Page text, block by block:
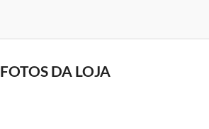
FOTOS DA LOJA